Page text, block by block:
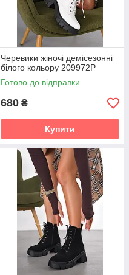
Черевики жіночі демісезонні
білого кольору 209972P
Готово до відправки
680 ₴
Купити